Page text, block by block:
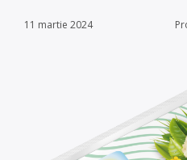
11 martie 2024